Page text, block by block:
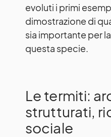
evoluti i primi
dimostrazione di
sia importante per
questa specie.
Le termiti:
strutturati,
sociale